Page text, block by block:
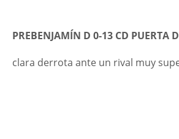
PREBENJAMÍN D 0-13 CD PUERTA
clara derrota ante un rival muy